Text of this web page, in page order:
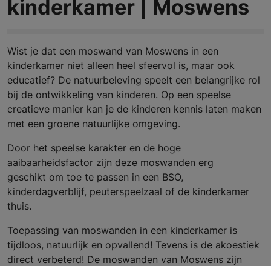
kinderkamer | Moswens
Wist je dat een moswand van Moswens in een
kinderkamer niet alleen heel sfeervol is, maar ook
educatief? De natuurbeleving speelt een belangrijke rol
bij de ontwikkeling van kinderen. Op een speelse
creatieve manier kan je de kinderen kennis laten maken
met een groene natuurlijke omgeving.
Door het speelse karakter en de hoge
aaibaarheidsfactor zijn deze moswanden erg
geschikt om toe te passen in een BSO,
kinderdagverblijf, peuterspeelzaal of de kinderkamer
thuis.
Toepassing van moswanden in een kinderkamer is
tijdloos, natuurlijk en opvallend! Tevens is de akoestiek
direct verbeterd! De moswanden van Moswens zijn